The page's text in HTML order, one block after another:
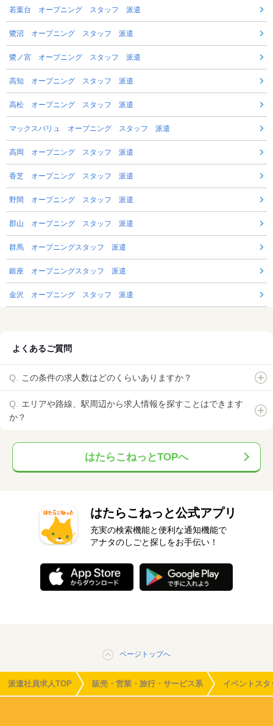
若葉台 オープニング スタッフ 派遣
鷺沼 オープニング スタッフ 派遣
鷺ノ宮 オープニング スタッフ 派遣
高知 オープニング スタッフ 派遣
高松 オープニング スタッフ 派遣
マックスバリュ オープニング スタッフ 派遣
高岡 オープニング スタッフ 派遣
香芝 オープニング スタッフ 派遣
野間 オープニング スタッフ 派遣
郡山 オープニング スタッフ 派遣
群馬 オープニングスタッフ 派遣
銀座 オープニングスタッフ 派遣
金沢 オープニング スタッフ 派遣
よくあるご質問
この条件の求人数はどのくらいありますか？
エリアや路線、駅周辺から求人情報を探すことはできます
か？
はたらこねっとTOPへ
はたらこねっと公式アプリ
充実の検索機能と便利な通知機能で
アナタのしごと探しをお手伝い！
ページトップへ
派遣社員求人TOP 販売・営業・旅行・サービス系 イベントスタ